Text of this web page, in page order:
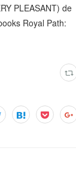
PLEASANT) de
Royal Path: